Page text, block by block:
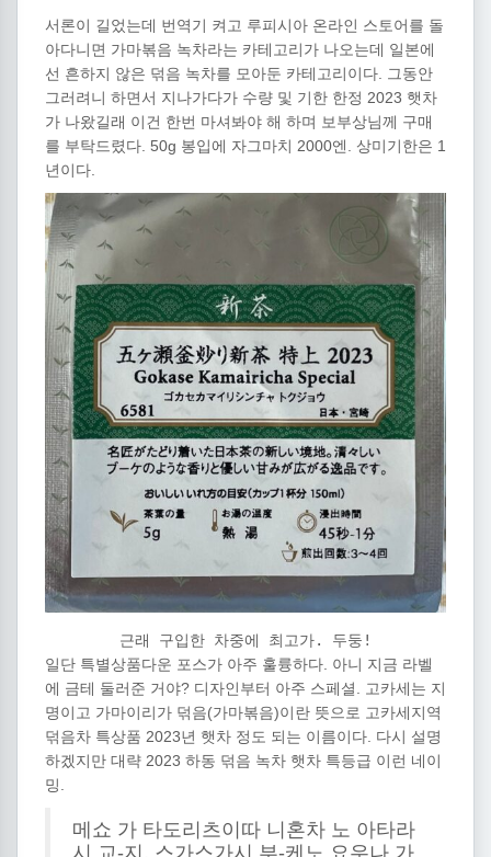
서론이 길었는데 번역기 켜고 루피시아 온라인 스토어를 돌
아다니면 가마볶음 녹차라는 카테고리가 나오는데 일본에
선 흔하지 않은 덖음 녹차를 모아둔 카테고리이다. 그동안
그러려니 하면서 지나가다가 수량 및 기한 한정 2023 햇차
가 나왔길래 이건 한번 마셔봐야 해 하며 보부상님께 구매
를 부탁드렸다. 50g 봉입에 자그마치 2000엔. 상미기한은 1
년이다.
근래 구입한 차중에 최고가. 두둥!
일단 특별상품다운 포스가 아주 훌륭하다. 아니 지금 라벨
에 금테 둘러준 거야? 디자인부터 아주 스페셜. 고카세는 지
명이고 가마이리가 덖음(가마볶음)이란 뜻으로 고카세지역
덖음차 특상품 2023년 햇차 정도 되는 이름이다. 다시 설명
하겠지만 대략 2023 하동 덖음 녹차 햇차 특등급 이런 네이
밍.
메쇼 가 타도리츠이따 니혼차 노 아타라
시 교-지. 스가스가시 부-케노 요우나 가